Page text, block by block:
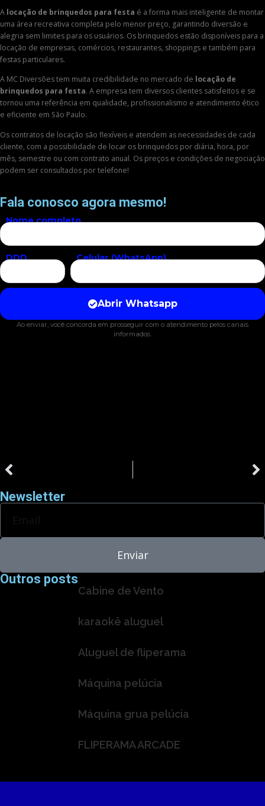
A locação de brinquedos para festa é a forma mais inteligente de montar
uma área recreativa completa pelo menor preço, garantindo diversão e
alegria sem limites para os usuários. Os brinquedos estão disponíveis para a
locação de empresas, comércios, restaurantes, shoppings e também para
festas particulares.
A MC Diversões tem muita credibilidade no mercado de locação de
brinquedos para festa. A empresa tem diversos clientes satisfeitos e se
tornou uma referência em qualidade, profissionalismo e atendimento ético
e eficiente em São Paulo.
Os contratos de locação são flexíveis e atendem as necessidades de cada
cliente, com a possibilidade de locar os brinquedos por diária, hora, por
mês, semestre ou com contrato anual. Os preços e condições de negociação
podem ser consultados por telefone!
Fala conosco agora mesmo!
Newsletter
Enviar
Outros posts
Cabine de Vento
karaokê aluguel
Aluguel de fliperama
Máquina pelúcia
Máquina grua pelúcia
FLIPERAMA ARCADE